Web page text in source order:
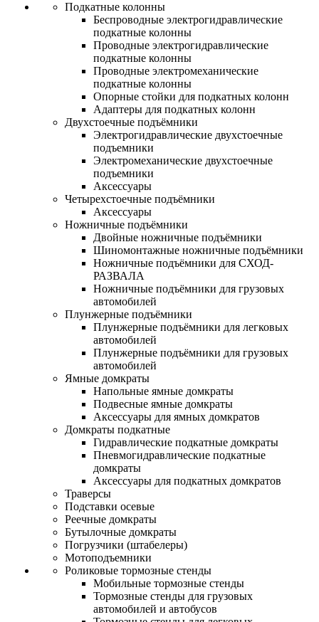
Подкатные колонны
Беспроводные электрогидравлические
подкатные колонны
Проводные электрогидравлические
подкатные колонны
Проводные электромеханические
подкатные колонны
Опорные стойки для подкатных колонн
Адаптеры для подкатных колонн
Двухстоечные подъёмники
Электрогидравлические двухстоечные
подъемники
Электромеханические двухстоечные
подъемники
Аксессуары
Четырехстоечные подъёмники
Аксессуары
Ножничные подъёмники
Двойные ножничные подъёмники
Шиномонтажные ножничные подъёмники
Ножничные подъёмники для СХОД-
РАЗВАЛА
Ножничные подъёмники для грузовых
автомобилей
Плунжерные подъёмники
Плунжерные подъёмники для легковых
автомобилей
Плунжерные подъёмники для грузовых
автомобилей
Ямные домкраты
Напольные ямные домкраты
Подвесные ямные домкраты
Аксессуары для ямных домкратов
Домкраты подкатные
Гидравлические подкатные домкраты
Пневмогидравлические подкатные
домкраты
Аксессуары для подкатных домкратов
Траверсы
Подставки осевые
Реечные домкраты
Бутылочные домкраты
Погрузчики (штабелеры)
Мотоподъемники
Роликовые тормозные стенды
Мобильные тормозные стенды
Тормозные стенды для грузовых
автомобилей и автобусов